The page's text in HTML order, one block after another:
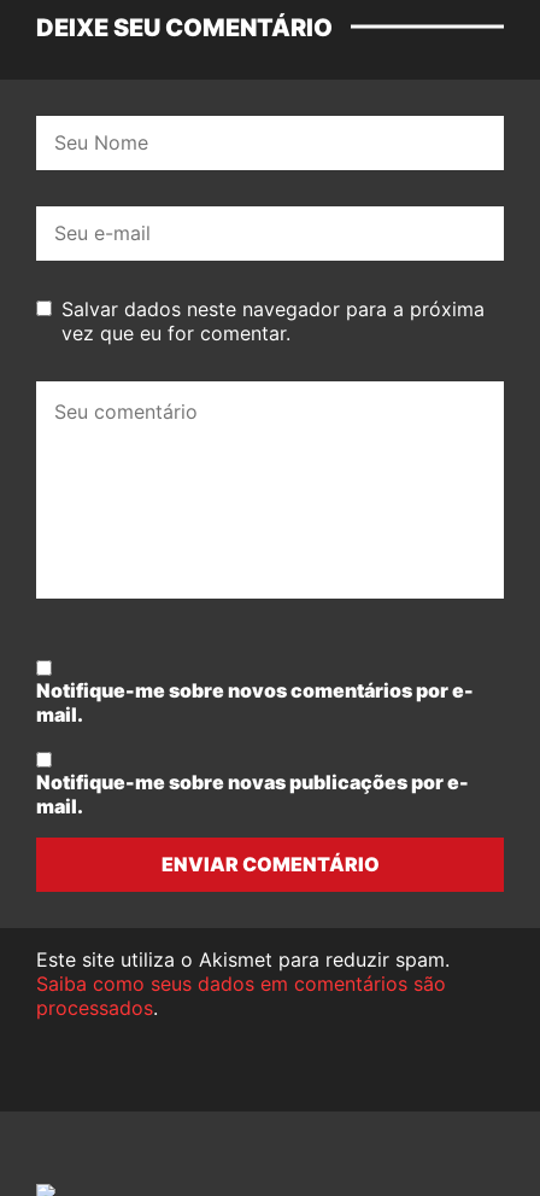
DEIXE SEU COMENTÁRIO
mail:
Salvar dados neste navegador para a próxima
vez que eu for comentar.
comentário:
Notifique-me sobre novos comentários por e-
mail.
Notifique-me sobre novas publicações por e-
mail.
ENVIAR COMENTÁRIO
Este site utiliza o Akismet para reduzir spam.
Saiba como seus dados em comentários são
processados.